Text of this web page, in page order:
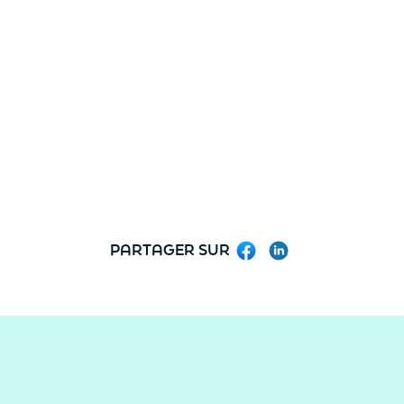
PARTAGER SUR Facebook